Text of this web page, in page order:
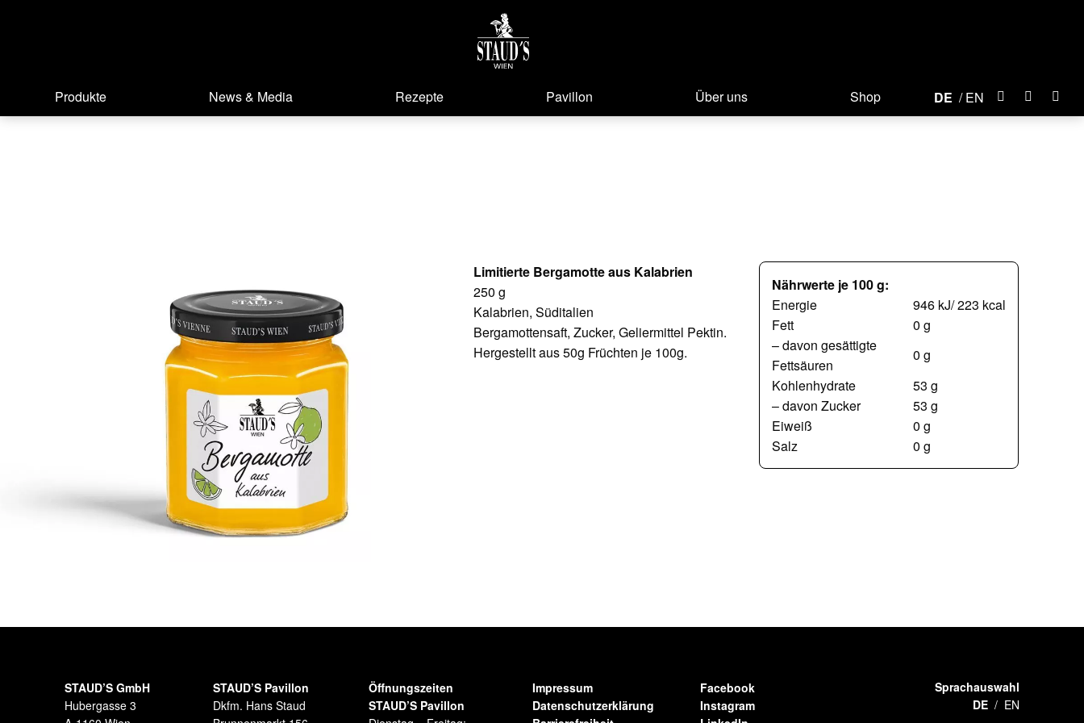
Produkte News & Media Rezepte Pavillon Über uns Shop DE EN
Limitierte Bergamotte aus Kalabrien
250 g
Kalabrien, Süditalien
Bergamottensaft, Zucker, Geliermittel Pektin.
Hergestellt aus 50g Früchten je 100g.
Nährwerte je 100 g:
Energie
946 kJ/ 223 kcal
Fett
0 g
– davon gesättigte
Fettsäuren
0 g
Kohlenhydrate
53 g
– davon Zucker
53 g
Eiweiß
0 g
Salz
0 g
STAUD’S GmbH
Hubergasse 3
STAUD’S Pavillon
Dkfm. Hans Staud
Öffnungszeiten
STAUD’S Pavillon
Impressum
Datenschutzerklärung
Facebook
Instagram
Sprachauswahl
DE
EN